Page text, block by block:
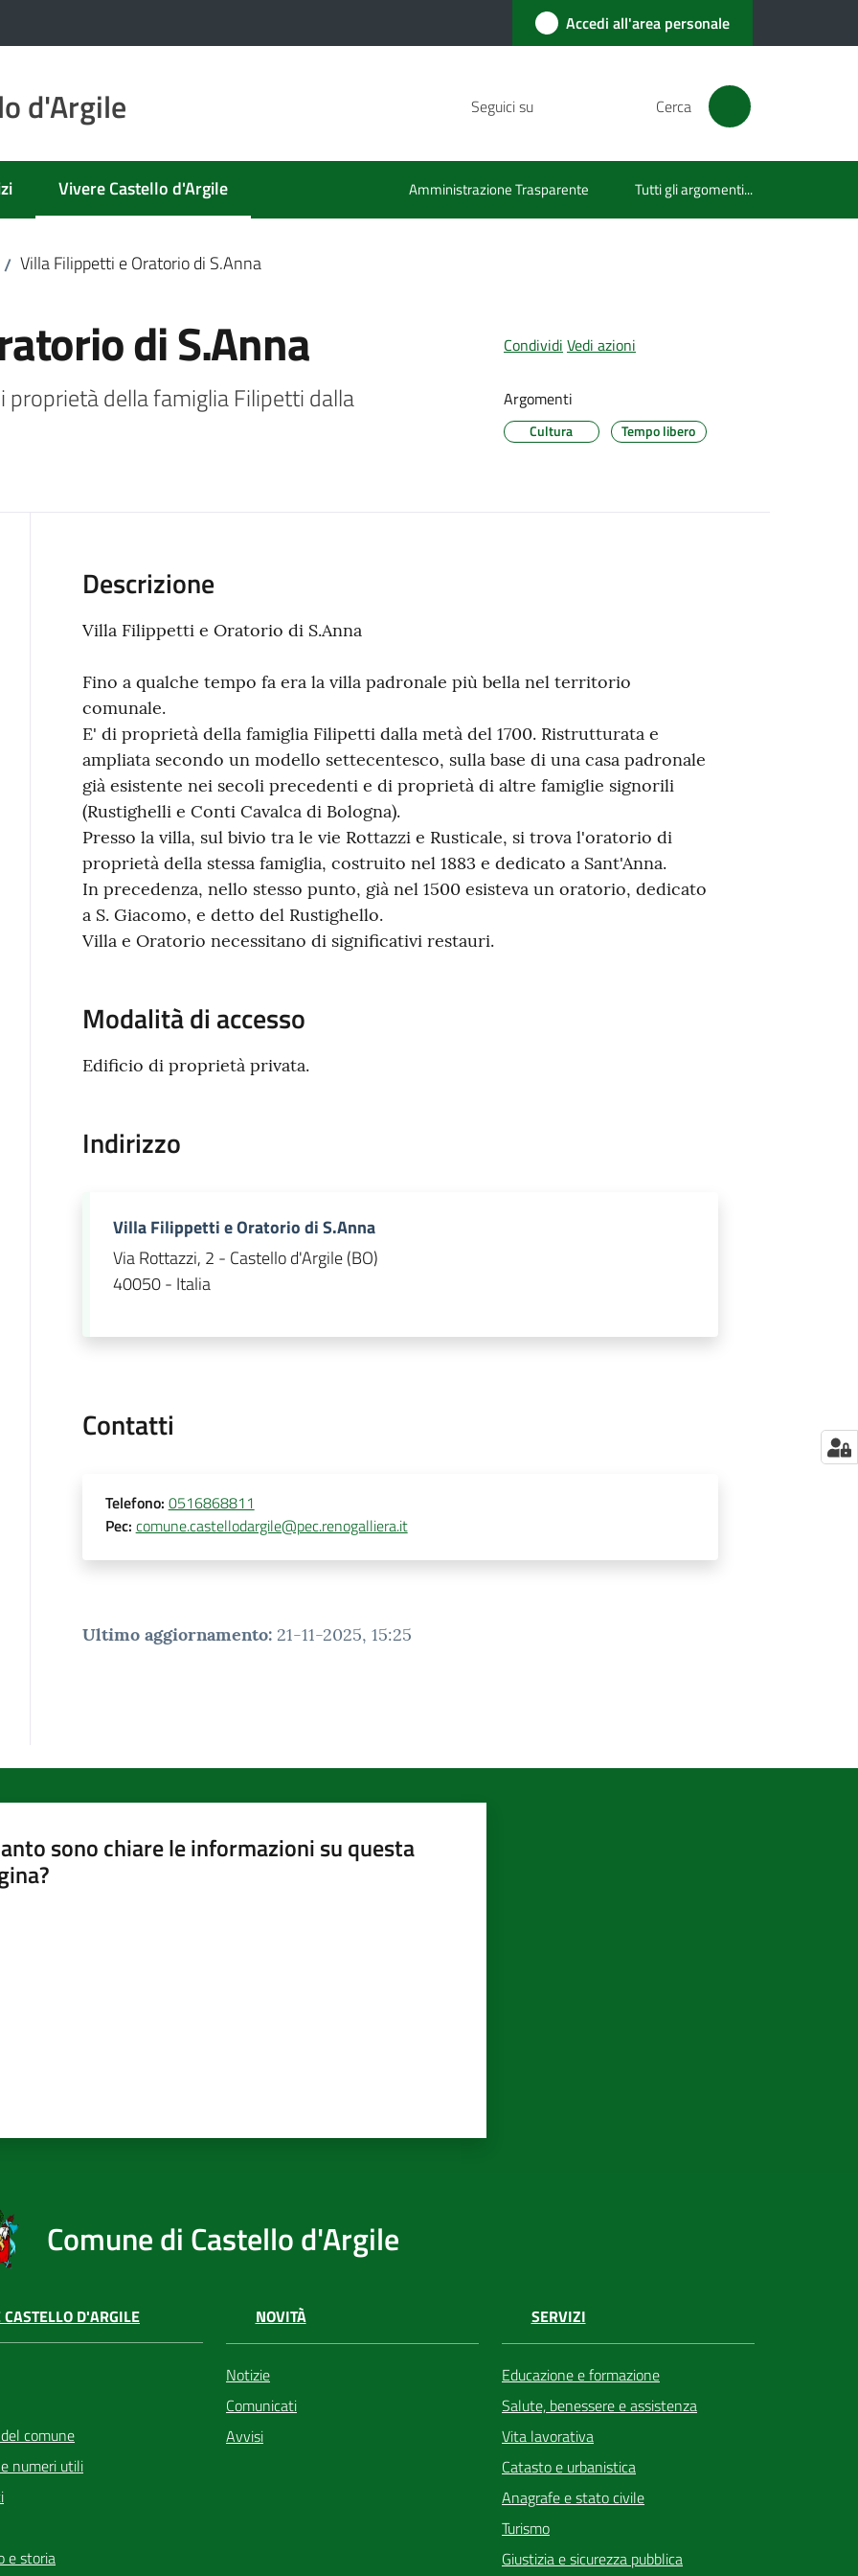
Accedi all'area personale
d'Argile Seguici su Cerca
Vivere Castello d'Argile
Menu selezionato Amministrazione Trasparente Tutti gli argomenti...
/ Villa Filippetti e Oratorio di S.Anna
di S.Anna
proprietà della famiglia Filipetti dalla
Condividi Vedi azioni
Argomenti
Cultura Tempo libero
Descrizione
Villa Filippetti e Oratorio di S.Anna
Fino a qualche tempo fa era la villa padronale più bella nel territorio
comunale.
E' di proprietà della famiglia Filipetti dalla metà del 1700. Ristrutturata e
ampliata secondo un modello settecentesco, sulla base di una casa padronale
già esistente nei secoli precedenti e di proprietà di altre famiglie signorili
(Rustighelli e Conti Cavalca di Bologna).
Presso la villa, sul bivio tra le vie Rottazzi e Rusticale, si trova l'oratorio di
proprietà della stessa famiglia, costruito nel 1883 e dedicato a Sant'Anna.
In precedenza, nello stesso punto, già nel 1500 esisteva un oratorio, dedicato
a S. Giacomo, e detto del Rustighello.
Villa e Oratorio necessitano di significativi restauri.
Modalità di accesso
Edificio di proprietà privata.
Indirizzo
Villa Filippetti e Oratorio di S.Anna
Via Rottazzi, 2 - Castello d'Argile (BO)
40050 - Italia
Contatti
Telefono: 0516868811
Pec: comune.castellodargile@pec.renogalliera.it
Ultimo aggiornamento: 21-11-2025, 15:25
sono chiare le informazioni su questa
Comune di Castello d'Argile
D'ARGILE
comune
numeri utili
e storia
NOVITÀ
Notizie
Comunicati
Avvisi
SERVIZI
Educazione e formazione
Salute, benessere e assistenza
Vita lavorativa
Catasto e urbanistica
Anagrafe e stato civile
Turismo
Giustizia e sicurezza pubblica